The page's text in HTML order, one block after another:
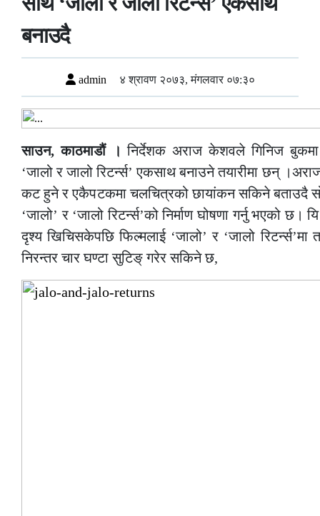
बनाउदै
admin ४ श्रावण २०७३, मंगलवार ०७:३०
साउन, काठमाडौं । निर्देशक अराज केशवले गिनिज
‘जालो र जालो रिटर्न्स’ एकसाथ बनाउने तयारीमा छन्
कट हुने र एकैपटकमा चलचित्रको छायांकन सकिने बताउदै
‘जालो’ र ‘जालो रिटर्न्स’को निर्माण घोषणा गर्नु भएको
दृश्य खिचिसकेपछि फिल्मलाई ‘जालो’ र ‘जालो रिटर्न्स’मा
निरन्तर चार घण्टा सुटिङ् गरेर सकिने छ,